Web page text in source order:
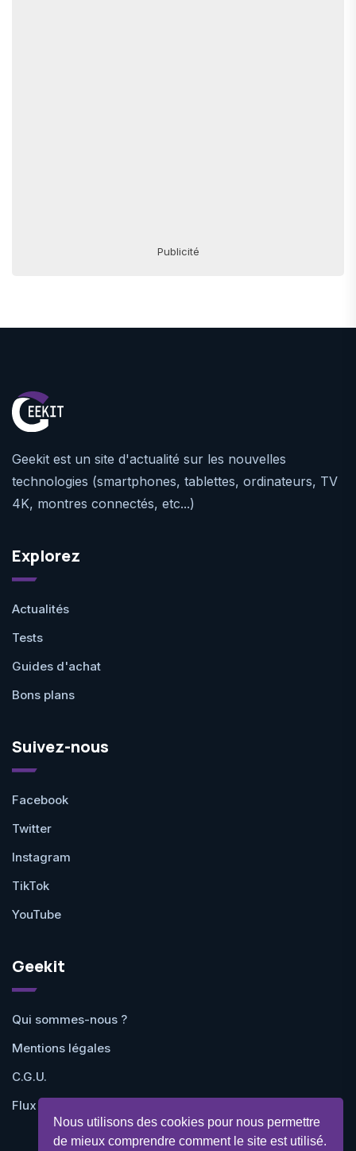
Nous utilisons des cookies pour nous permettre
de mieux comprendre comment le site est utilisé.
Publicité
Geekit est un site d'actualité sur les nouvelles
technologies (smartphones, tablettes, ordinateurs, TV
4K, montres connectés, etc...)
Explorez
Actualités
Tests
Guides d'achat
Bons plans
Suivez-nous
Facebook
Twitter
Instagram
TikTok
YouTube
Geekit
Qui sommes-nous ?
Mentions légales
C.G.U.
Flux RSS